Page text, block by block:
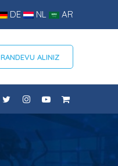
DE NL AR
RANDEVU ALINIZ